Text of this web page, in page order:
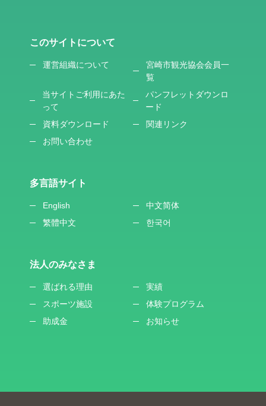
このサイトについて
運営組織について
宮崎市観光協会会員一
覧
当サイトご利用にあた
って
パンフレットダウンロ
ード
資料ダウンロード
関連リンク
お問い合わせ
多言語サイト
English
中文简体
繁體中文
한국어
法人のみなさま
選ばれる理由
実績
スポーツ施設
体験プログラム
助成金
お知らせ